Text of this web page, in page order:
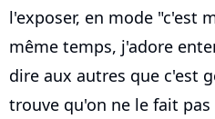
l'exposer, en mode "c'est
même temps, j'adore
dire aux autres que c'est
trouve qu'on ne le fait